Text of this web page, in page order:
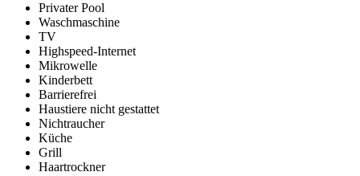
Privater Pool
Waschmaschine
TV
Highspeed-Internet
Mikrowelle
Kinderbett
Barrierefrei
Haustiere nicht gestattet
Nichtraucher
Küche
Grill
Haartrockner